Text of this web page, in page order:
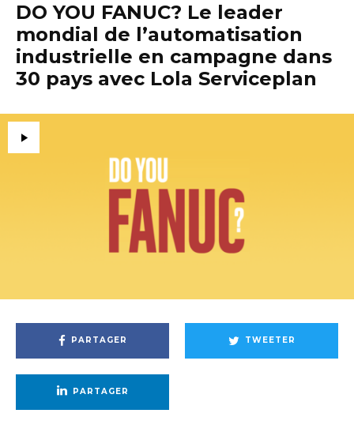
DO YOU FANUC? Le leader
mondial de l’automatisation
industrielle en campagne dans
30 pays avec Lola Serviceplan
PARTAGER TWEETER
PARTAGER